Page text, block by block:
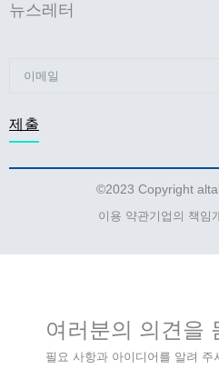
뉴스레터
제출
©2023 Copyright
이용 약관기업의 책임
여러분의 의견을
필요 사항과 아이디어를 알려 주